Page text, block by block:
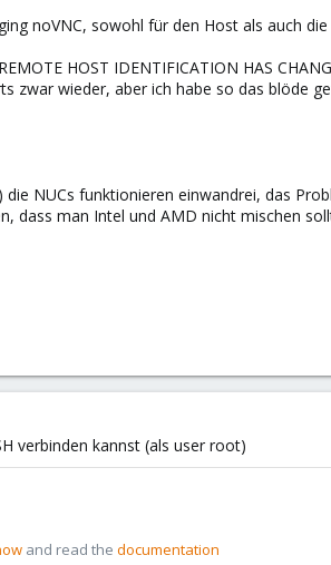
noVNC, sowohl für den Host als auch die
HOST IDENTIFICATION HAS
zwar wieder, aber ich habe so das blöde
die NUCs funktionieren einwandrei, das
man Intel und AMD nicht mischen
verbinden kannst (als user root)
and read the documentation